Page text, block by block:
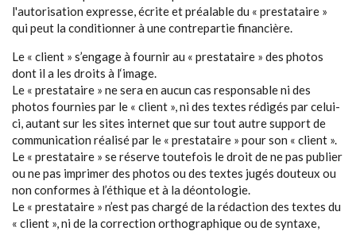
l'autorisation expresse, écrite et préalable du « prestataire »
qui peut la conditionner à une contrepartie financière.
Le « client » s’engage à fournir au « prestataire » des photos
dont il a les droits à l‘image.
Le « prestataire » ne sera en aucun cas responsable ni des
photos fournies par le « client », ni des textes rédigés par celui-
ci, autant sur les sites internet que sur tout autre support de
communication réalisé par le « prestataire » pour son « client ».
Le « prestataire » se réserve toutefois le droit de ne pas publier
ou ne pas imprimer des photos ou des textes jugés douteux ou
non conformes à l’éthique et à la déontologie.
Le « prestataire » n’est pas chargé de la rédaction des textes du
« client », ni de la correction orthographique ou de syntaxe,